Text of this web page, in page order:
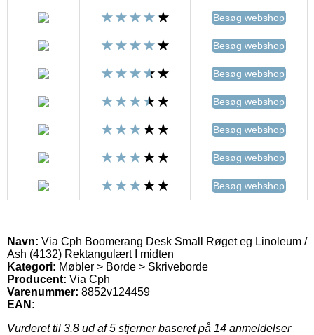
Besøg webshop
Besøg webshop
Besøg webshop
Besøg webshop
Besøg webshop
Besøg webshop
Besøg webshop
Navn: Via Cph Boomerang Desk Small Røget eg Linoleum /
Ash (4132) Rektangulært I midten
Kategori: Møbler > Borde > Skriveborde
Producent: Via Cph
Varenummer: 8852v124459
EAN:
Vurderet til 3.8 ud af 5 stjerner baseret på 14 anmeldelser